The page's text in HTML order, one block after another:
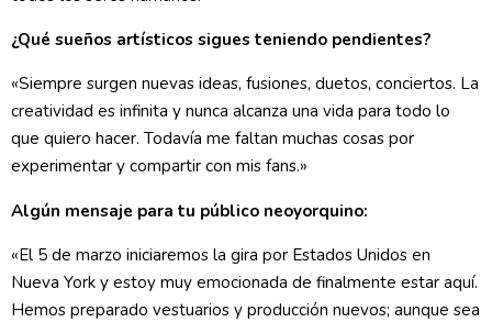
¿Qué sueños artísticos sigues teniendo pendientes?
«Siempre surgen nuevas ideas, fusiones, duetos, conciertos. La
creatividad es infinita y nunca alcanza una vida para todo lo
que quiero hacer. Todavía me faltan muchas cosas por
experimentar y compartir con mis fans.»
Algún mensaje para tu público neoyorquino:
«El 5 de marzo iniciaremos la gira por Estados Unidos en
Nueva York y estoy muy emocionada de finalmente estar aquí.
Hemos preparado vestuarios y producción nuevos; aunque sea